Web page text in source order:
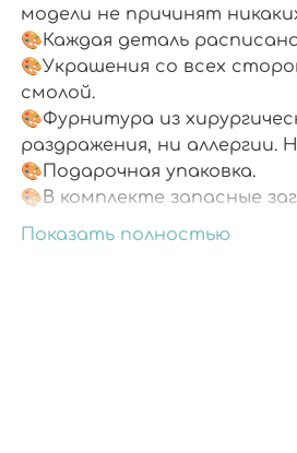
модели не причинят
🎨Каждая деталь
🎨Украшения со всех
смолой.
🎨Фурнитура из
раздражения, ни
🎨Подарочная упаковка.
🎨В комплекте запасные
В пару к серьгам
Показать полностью